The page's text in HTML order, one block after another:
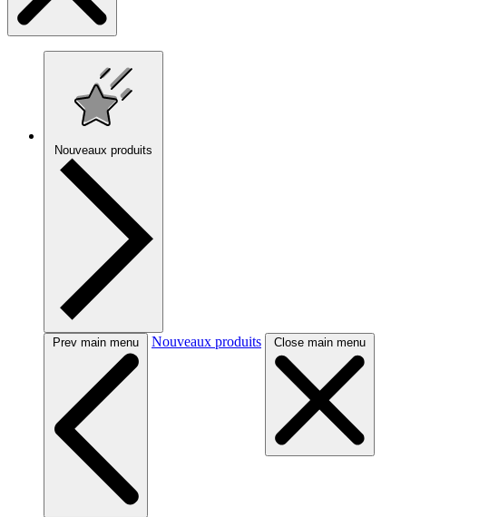
Nouveaux produits
Prev main menu Nouveaux produits Close main menu